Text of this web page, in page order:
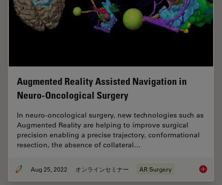
Augmented Reality Assisted Navigation in
Neuro-Oncological Surgery
In neuro-oncological surgery, new technologies such as
Augmented Reality are helping to improve surgical
precision enabling a precise trajectory, conformational
resection, the absence of collateral…
Aug 25, 2022 オンラインセミナー AR Surgery